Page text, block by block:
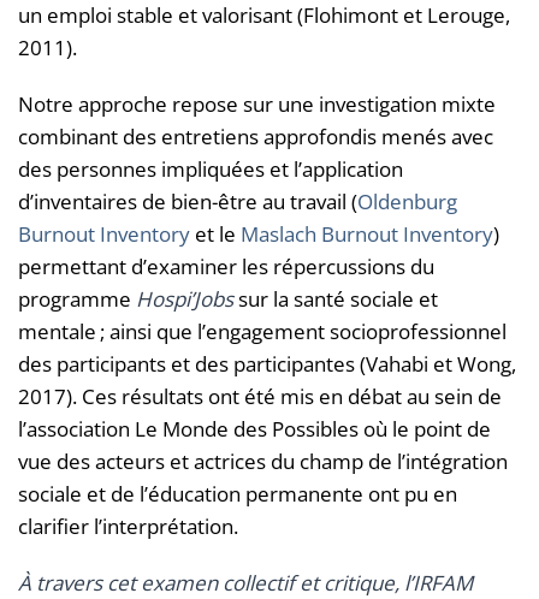
un emploi stable et valorisant (Flohimont et Lerouge,
2011).
Notre approche repose sur une investigation mixte
combinant des entretiens approfondis menés avec
des personnes impliquées et l’application
d’inventaires de bien-être au travail (Oldenburg
Burnout Inventory et le Maslach Burnout Inventory)
permettant d’examiner les répercussions du
programme Hospi’Jobssur la santé sociale et
mentale ; ainsi que l’engagement socioprofessionnel
des participants et des participantes (Vahabi et Wong,
2017). Ces résultats ont été mis en débat au sein de
l’association Le Monde des Possibles où le point de
vue des acteurs et actrices du champ de l’intégration
sociale et de l’éducation permanente ont pu en
clarifier l’interprétation.
À travers cet examen collectif et critique, l’IRFAM